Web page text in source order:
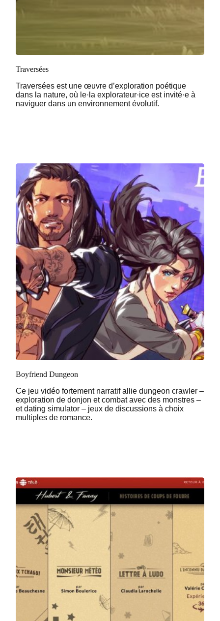
Traversées
Traversées est une œuvre d’exploration poétique
dans la nature, où le·la explorateur·ice est invité·e à
naviguer dans un environnement évolutif.
Boyfriend Dungeon
Ce jeu vidéo fortement narratif allie dungeon crawler –
exploration de donjon et combat avec des monstres –
et dating simulator – jeux de discussions à choix
multiples de romance.